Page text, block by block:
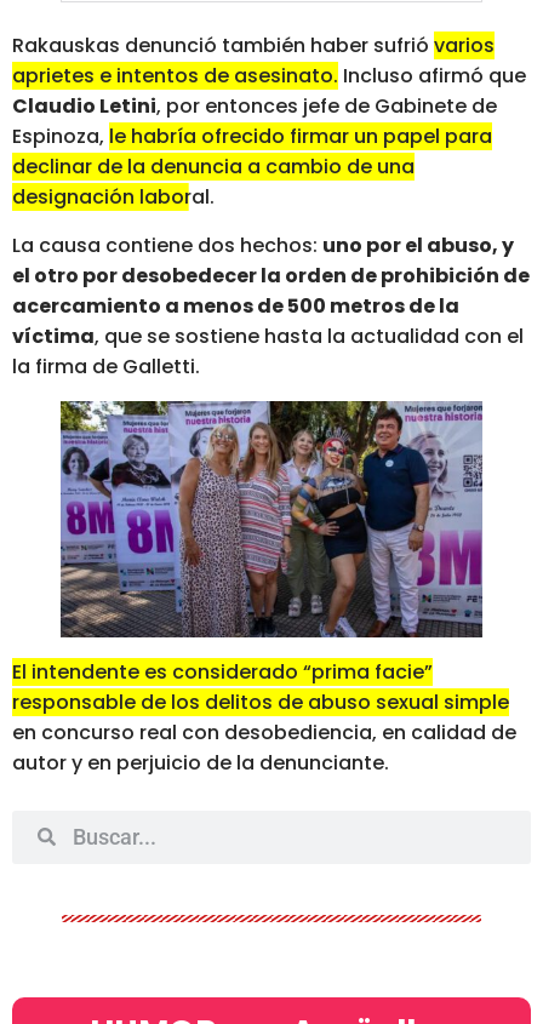
Rakauskas denunció también haber sufrió varios
aprietes e intentos de asesinato. Incluso afirmó que
Claudio Letini, por entonces jefe de Gabinete de
Espinoza, le habría ofrecido firmar un papel para
declinar de la denuncia a cambio de una
designación laboral.
La causa contiene dos hechos: uno por el abuso, y
el otro por desobedecer la orden de prohibición de
acercamiento a menos de 500 metros de la
víctima, que se sostiene hasta la actualidad con el
la firma de Galletti.
El intendente es considerado “prima facie”
responsable de los delitos de abuso sexual simple
en concurso real con desobediencia, en calidad de
autor y en perjuicio de la denunciante.